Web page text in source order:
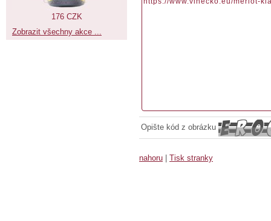
Opište kód z obrázku
nahoru Tisk stranky
176 CZK
Zobrazit všechny akce ...